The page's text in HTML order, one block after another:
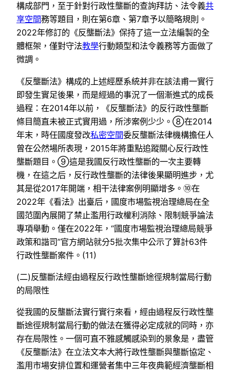
構成部門，至于針對行政性壟斷的查詢拜訪、法令義共
享空間務等題目，則在第6章、第7章予以簡略規則。
2022年修訂的《反壟斷法》保持了這一立法編製的全
體框架，僅對守法教學行動類型和法令義務等方面做了
微調。
《反壟斷法》構成的上述經歷系統并非在該法甫一實行
即發生實足後果，而是經過的事況了一個漸進式的成長
過程：在2014年以前，《反壟斷法》的反行政性壟斷
條目簡直未被正式實用過，所涉案例少少。⑧在2014
年末，時任國度發改私密空間委反壟斷法律機構擔任人
曾在公然場所表現，2015年將重點追蹤關心反行政性
壟斷題目。⑨這是我國反行政性壟斷的一次主要轉
機，在這之后，反行政性壟斷的法律後果顯明進步，尤
其是從2017年開端，相干法律案例明顯增多。⑩在
2022年《看法》出臺后，國度市場監視治理總局在全
國范圍內展開了禁止濫用行政權利消除、限制競爭論法
專項舉動。僅在2022年，“國度市場監視治理總局競爭
政策和諧司”官方網站就分5批次集中公示了算計63件
行政性壟斷案件。(11)
(二)反壟斷法經由過程反行政性壟斷途徑規制當局行動
的局限性
從我國的反壟斷法實行實行來看，經由過程反行政性壟
斷途徑規制當局行動的做法在獲得必定成就的同時，亦
存在局限性。一個可直不雅感觸感染到的景象是，盡管
《反壟斷法》在立法文本大將行政性壟斷與壟斷協定、
濫用市場安排位置和運營者集中三年夜典範經濟壟斷相